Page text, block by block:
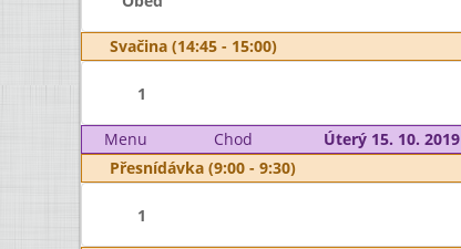
Svačina (14:45 - 15:00)
1
Menu Chod
Úterý 15. 10. 2019
Přesnídávka (9:00 - 9:30)
1